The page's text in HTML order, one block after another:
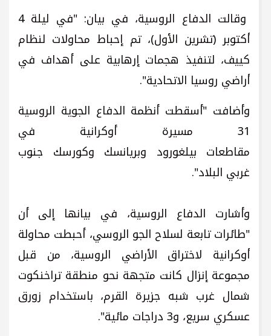
وقالت الدفاع الروسية، في بيان: "في ليلة 4
أكتوبر (تشرين الأول)، تم إحباط محاولات لنظام
كييف، لتنفيذ هجمات إرهابية على أهداف في
أراضي روسيا الاتحادية".
وأضافت "أسقطت أنظمة الدفاع الجوية الروسية
31 مسيرة أوكرانية في
مقاطعات بيلغورود وبريانسك وكورسك جنوب
غربي البلاد".
وأشارت الدفاع الروسية، في بيانها إلى أن
"طائرات تابعة لسلاح الجو الروسي، أحبطت محاولة
أوكرانية لاختراق الأراضي الروسية، من قبل
مجموعة إنزال كانت متجهة نحو منطقة تراخنكوت
شمال غرب شبه جزيرة القرم، باستخدام زورق
عسكري سريع، و3 دراجات مائية".